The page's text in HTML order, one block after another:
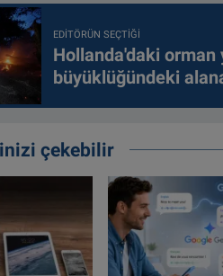
EDITÖRÜN SEÇTIĞI
Hollanda'daki orman
büyüklüğündeki
çekebilir